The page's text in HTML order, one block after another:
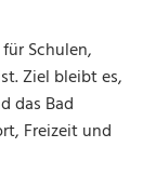
Schulen,
Ziel bleibt es,
das Bad
Freizeit und